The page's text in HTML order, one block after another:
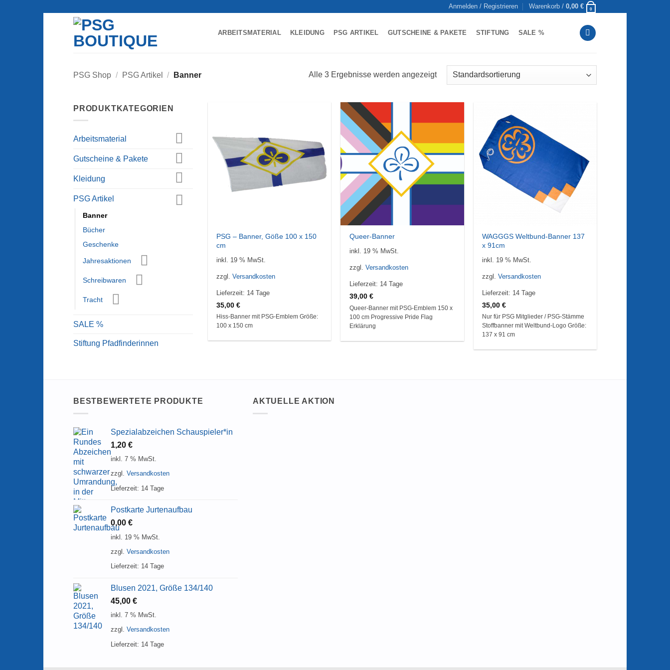
Anmelden / Registrieren Warenkorb / 0,00 € 0
ARBEITSMATERIAL KLEIDUNG PSG ARTIKEL GUTSCHEINE & PAKETE STIFTUNG SALE %
PSG Shop / PSG Artikel / Banner Alle 3 Ergebnisse werden angezeigt
PRODUKTKATEGORIEN
Arbeitsmaterial
Gutscheine & Pakete
Kleidung
PSG Artikel
Banner
Bücher
Geschenke
Jahresaktionen
Schreibwaren
Tracht
SALE %
Stiftung Pfadfinderinnen
PSG – Banner, Göße 100 x 150
cm
inkl. 19 % MwSt.
zzgl.Versandkosten
Lieferzeit: 14 Tage
35,00€
Hiss-Banner mit PSG-Emblem Größe:
100 x 150 cm
Queer-Banner
inkl. 19 % MwSt.
zzgl. Versandkosten
Lieferzeit: 14 Tage
39,00 €
Queer-Banner mit PSG-Emblem 150 x
100 cm Progressive Pride Flag
Erklärung
WAGGGS Weltbund-Banner 137
x 91cm
inkl. 19 % MwSt.
zzgl.Versandkosten
Lieferzeit: 14 Tage
35,00€
Nur für PSG Mitglieder / PSG-Stämme
Stoffbanner mit Weltbund-Logo Größe:
137 x 91 cm
BESTBEWERTETE PRODUKTE
Spezialabzeichen Schauspieler*in
1,20 €
inkl. 7 % MwSt.
zzgl. Versandkosten
Lieferzeit: 14 Tage
Postkarte Jurtenaufbau
0,00 €
inkl. 19 % MwSt.
zzgl. Versandkosten
Lieferzeit: 14 Tage
Blusen 2021, Größe 134/140
45,00 €
inkl. 7 % MwSt.
zzgl. Versandkosten
Lieferzeit: 14 Tage
AKTUELLE AKTION